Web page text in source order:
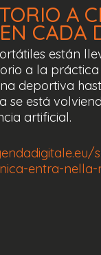
A
EN CADA
están
a la práctica
deportiva
se está
artificial.
entra-